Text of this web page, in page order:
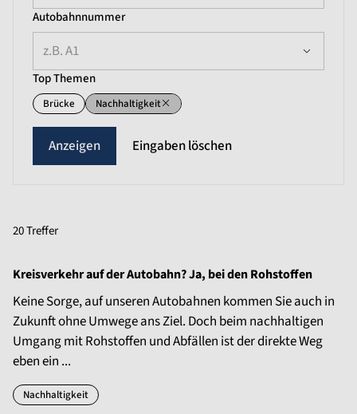
Autobahnnummer
z.B. A1
Top Themen
Brücke Nachhaltigkeit
Eingaben löschen
20 Treffer
Kreisverkehr auf der Autobahn? Ja, bei den Rohstoffen
Keine Sorge, auf unseren Autobahnen kommen Sie auch in
Zukunft ohne Umwege ans Ziel. Doch beim nachhaltigen
Umgang mit Rohstoffen und Abfällen ist der direkte Weg
eben ein ...
Nachhaltigkeit